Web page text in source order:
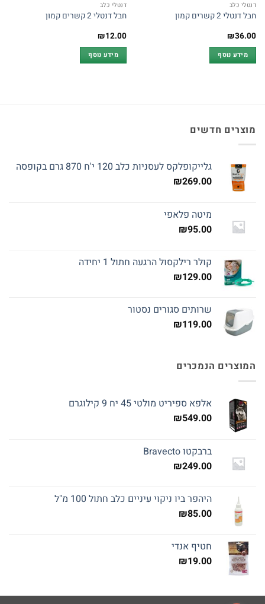
דנטלי כלב
חבל דנטלי 2 קשרים קמון
₪36.00
מידע נוסף
דנטלי כלב
חבל דנטלי 2 קשרים קמון
₪12.00
מידע נוסף
מוצרים חדשים
גלייקופלקס לעסניות כלב 120 י'ח 870 גרם בקופסה
₪269.00
מיטה פלאפי
₪95.00
קולר רילקסול הרגעה חתול 1 יחידה
₪129.00
שרותים סגורים נסטור
₪119.00
המוצרים הנמכרים
אלפא ספיריט מולטי 45 יח 9 קילוגרם
₪549.00
ברבקטו Bravecto
₪249.00
היהפר ביו ניקוי עיניים כלב חתול 100 מ"ל
₪85.00
חטיף אנדי
₪19.00